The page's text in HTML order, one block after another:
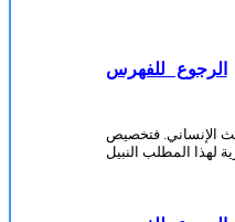
الرجوع للفهرس
الإنساني. فتخصيص
لهذا المطلب النبيل